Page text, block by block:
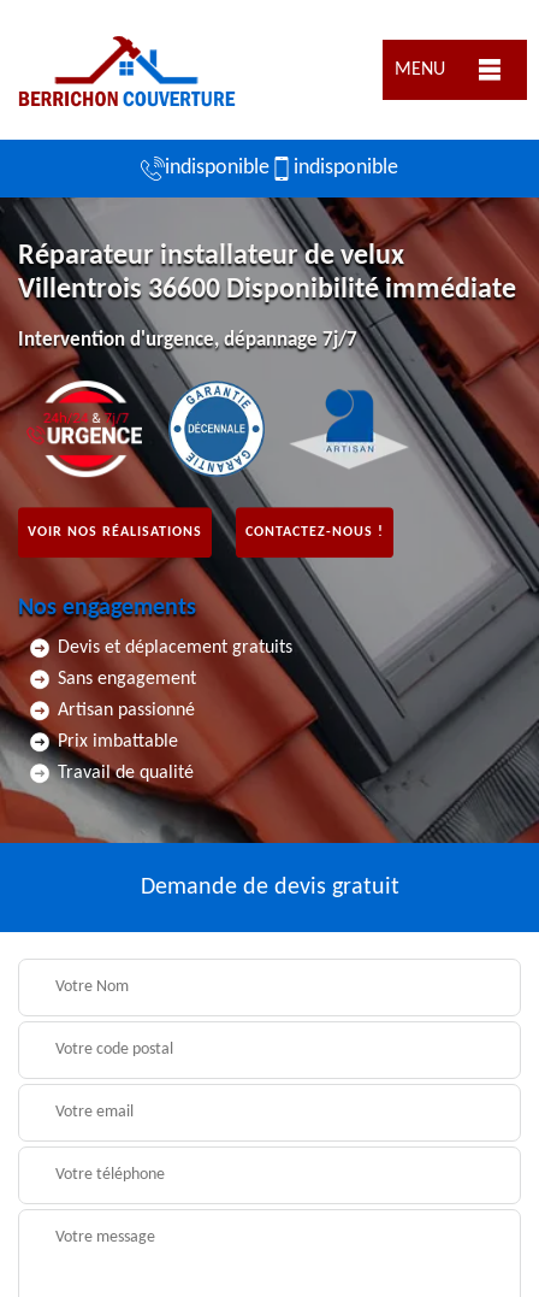
MENU
indisponible indisponible
Réparateur installateur de velux
Villentrois 36600 Disponibilité immédiate
Intervention d'urgence, dépannage 7j/7
VOIR NOS RÉALISATIONS CONTACTEZ-NOUS !
Nos engagements
Devis et déplacement gratuits
Sans engagement
Artisan passionné
Prix imbattable
Travail de qualité
Demande de devis gratuit